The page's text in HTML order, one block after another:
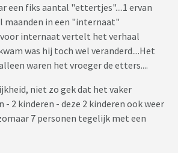
een fiks aantal "ettertjes"....1 ervan
maanden in een "internaat"
internaat vertelt het verhaal
was hij toch wel veranderd....Het
waren het vroeger de etters....
niet zo gek dat het vaker
2 kinderen - deze 2 kinderen ook weer
7 personen tegelijk met een